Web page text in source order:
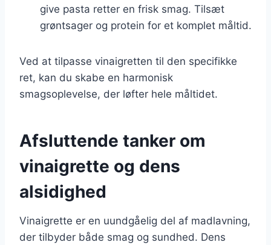
give pasta retter en frisk smag. Tilsæt
grøntsager og protein for et komplet måltid.
Ved at tilpasse vinaigretten til den specifikke
ret, kan du skabe en harmonisk
smagsoplevelse, der løfter hele måltidet.
Afsluttende tanker om
vinaigrette og dens
alsidighed
Vinaigrette er en uundgåelig del af madlavning,
der tilbyder både smag og sundhed. Dens